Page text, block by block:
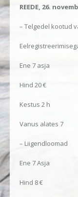
REEDE, 26.
– Telgedel kootud
Ene 7 asja
Hind 20 €
Kestus 2 h
Vanus alates 7
– Liigendloomad
Ene 7 Asja
Hind 8 €